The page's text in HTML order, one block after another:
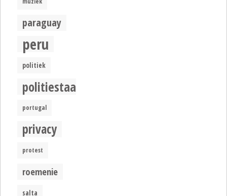
paraguay
peru
politiek
politiestaat
portugal
privacy
protest
roemenie
salta